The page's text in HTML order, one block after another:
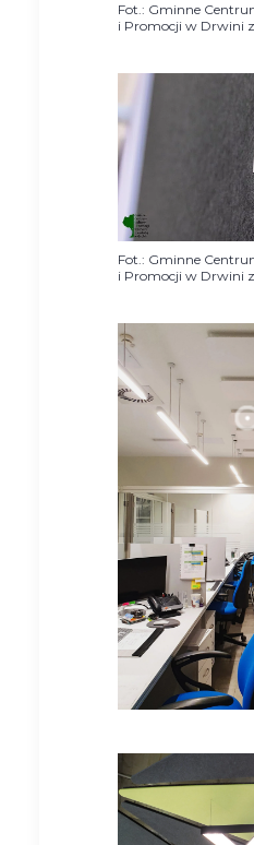
Fot.: Gminne
i Promocji w Drwini
Fot.: Gminne
i Promocji w Drwini